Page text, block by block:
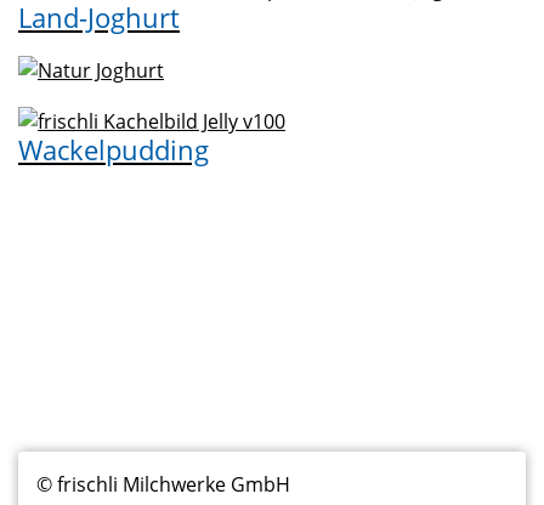
Land-Joghurt
Wackelpudding
Fußzeilenmenü
© frischli Milchwerke GmbH